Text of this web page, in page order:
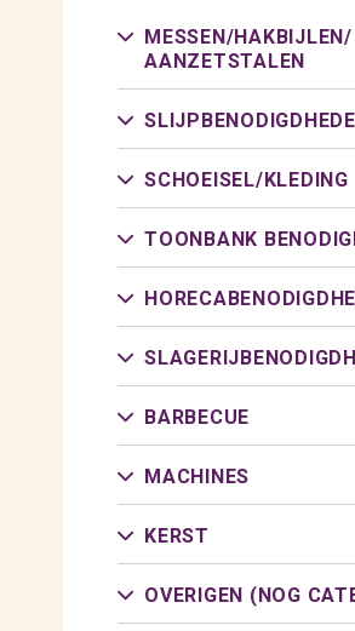
MESSEN/HAKBIJLEN/
AANZETSTALEN
SCHOEISEL/KLEDING
TOONBANK
BARBECUE
MACHINES
KERST
OVERIGEN (NOG